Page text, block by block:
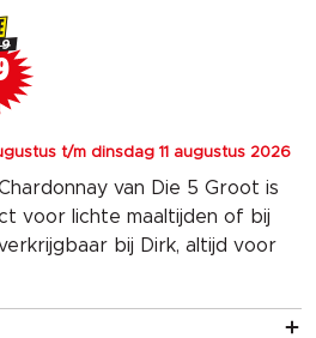
t/m dinsdag 11 augustus 2026
van Die 5 Groot is
voor lichte maaltijden of bij
bij Dirk, altijd voor